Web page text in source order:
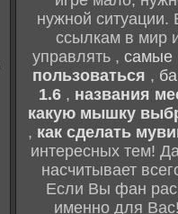
нужной ситуации.
ссылкам в мир
управлять , самые
пользоваться ,
1.6, названия
какую мышку
, как сделать
интересных тем!
насчитывает
Если Вы фан
именно для